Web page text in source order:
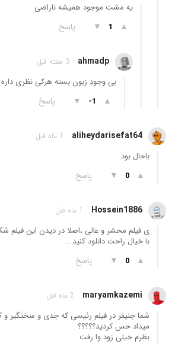
یه مشت موجود همیشه ناراضی
▲
1
▼ پاسخ
ahmadp 3 هفته قبل
بی وجودِ زبون بسته هرکی نظری
▲
-1
▼ پاسخ
aliheydarisefat64 1 ماه قبل
باحال بود
▲
0
▼ پاسخ
Hossein1886 1 ماه قبل
ی فیلم محشر و عالی ،اصلا در دیدن این فیلم
با خیال راحت دانلود کنید...
▲
0
▼ پاسخ
maryamkazemi 2 ماه قبل
شما جنیفر در فیلم رئیسی که جدی و سختگیر و
میداد حس کردید؟؟؟؟؟
بظرم خیلی زود وا رفت